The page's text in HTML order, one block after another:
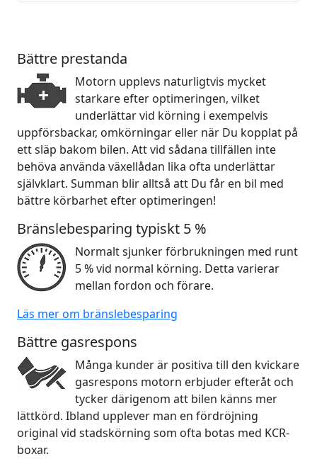
Bättre prestanda
Motorn upplevs naturligtvis mycket
starkare efter optimeringen, vilket
underlättar vid körning i exempelvis
uppförsbackar, omkörningar eller när Du kopplat på
ett släp bakom bilen. Att vid sådana tillfällen inte
behöva använda växellådan lika ofta underlättar
självklart. Summan blir alltså att Du får en bil med
bättre körbarhet efter optimeringen!
Bränslebesparing typiskt 5 %
Normalt sjunker förbrukningen med runt
5 % vid normal körning. Detta varierar
mellan fordon och förare.
Läs mer om bränslebesparing
Bättre gasrespons
Många kunder är positiva till den kvickare
gasrespons motorn erbjuder efteråt och
tycker därigenom att bilen känns mer
lättkörd. Ibland upplever man en fördröjning
original vid stadskörning som ofta botas med KCR-
boxar.